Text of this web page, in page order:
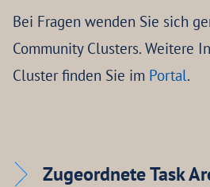
Bei Fragen wenden Sie sich
Community Clusters. Weitere
Cluster finden Sie im Portal.
Zugeordnete Task